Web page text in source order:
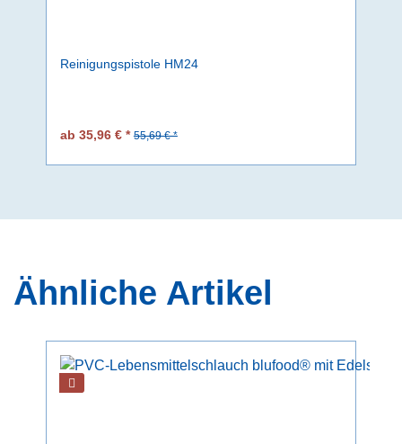
Reinigungspistole HM24
ab 35,96 € * 55,69 € *
Ähnliche Artikel